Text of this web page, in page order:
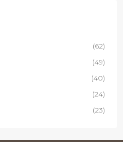
(62)
(49)
(40)
(24)
(23)